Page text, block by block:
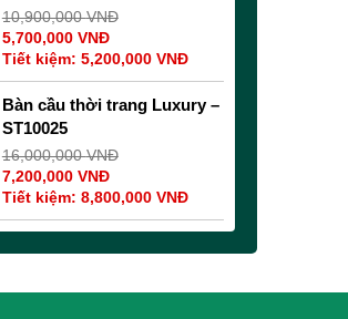
10,900,000VNĐ
5,700,000 VNĐ
Tiết kiệm: 5,200,000 VNĐ
Bàn cầu thời trang Luxury –
ST10025
16,000,000VNĐ
7,200,000 VNĐ
Tiết kiệm: 8,800,000 VNĐ